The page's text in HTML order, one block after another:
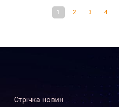
1 2 3 4
Стрiчка новин